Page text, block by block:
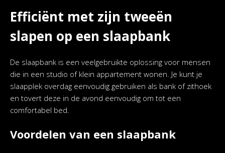
Efficiënt met zijn tweeën
slapen op een slaapbank
De slaapbank is een veelgebruikte oplossing voor mensen
die in een studio of klein appartement wonen. Je kunt je
slaapplek overdag eenvoudig gebruiken als bank of zithoek
en tovert deze in de avond eenvoudig om tot een
comfortabel bed.
Voordelen van een slaapbank